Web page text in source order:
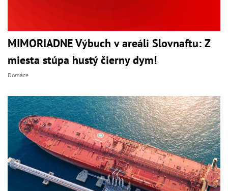
MIMORIADNE Výbuch v areáli Slovnaftu: Z
miesta stúpa hustý čierny dym!
Domáce